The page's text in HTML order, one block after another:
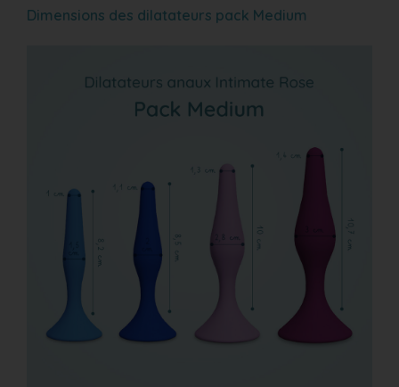
Dimensions des dilatateurs pack Medium